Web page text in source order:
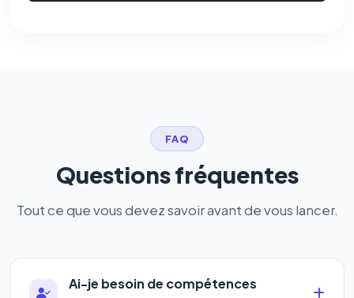
FAQ
Questions fréquentes
Tout ce que vous devez savoir avant de vous lancer.
Ai-je besoin de compétences